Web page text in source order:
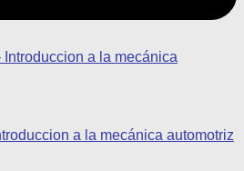
a la mecánica automotriz